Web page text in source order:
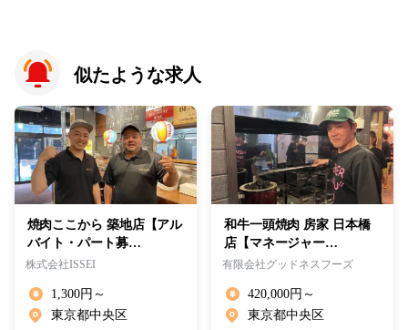
似たような求人
焼肉ここから 築地店【アル
バイト・パート募…
株式会社ISSEI
1,300円～
東京都中央区
和牛一頭焼肉 房家 日本橋
店【マネージャー…
有限会社グッドネスフーズ
420,000円～
東京都中央区